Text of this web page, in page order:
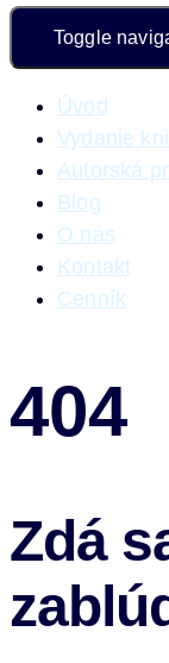
Toggle
Úvod
Vydanie
Autorská
Blog
O nás
Kontakt
Cenník
404
Zdá